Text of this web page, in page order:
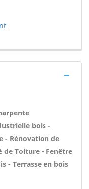
bois -
- Rénovation de
de Toiture - Fenêtre
- Terrasse en bois